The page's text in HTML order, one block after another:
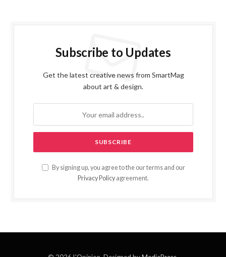
Subscribe to Updates
Get the latest creative news from SmartMag
about art & design.
By signing up, you agree to the our terms and our
Privacy Policy agreement.